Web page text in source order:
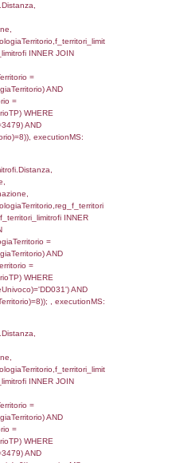
INNER JOIN
=
=
)
= 3479 ) AND
= 1)
0.052083969116211
INNER JOIN
=
=
AND